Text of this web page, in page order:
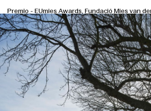
Premio - EUmies Awards, Fundació Mies van